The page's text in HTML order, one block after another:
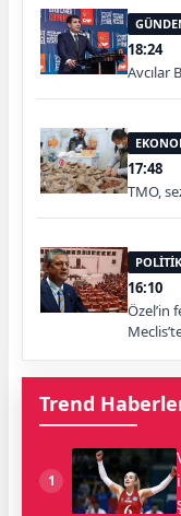
18:24
Avcılar
17:48
TMO,
16:10
Özel’in
Trend
1